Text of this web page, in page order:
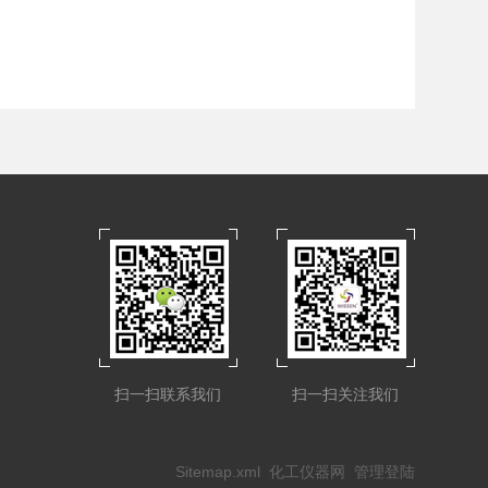
扫一扫关注我们
扫一扫联系我们
Sitemap.xml 化工仪器网 管理登陆